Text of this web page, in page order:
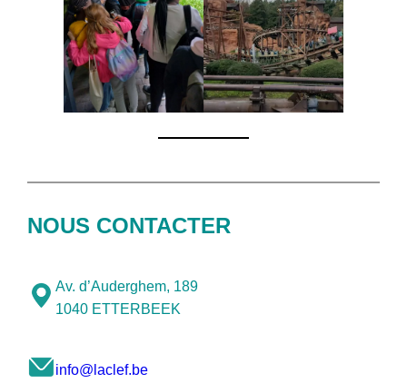
NOUS CONTACTER
Av. d’Auderghem, 189
1040 ETTERBEEK
info@laclef.be